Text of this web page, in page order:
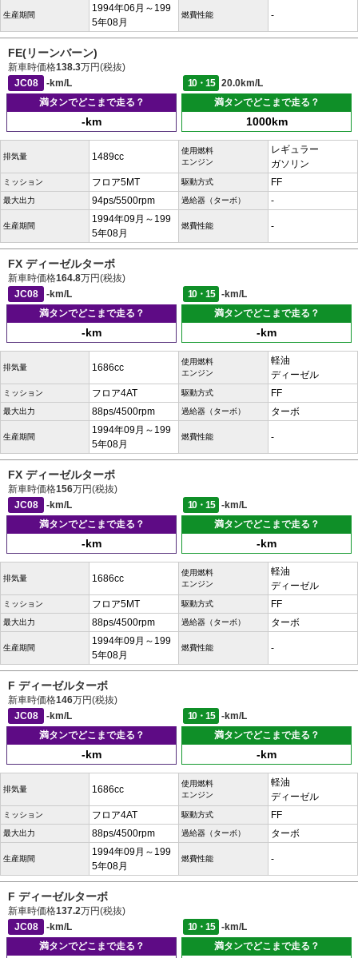
生産期間
1994年06月～199
5年08月
燃費性能 -
FE(リーンバーン)
新車時価格138.3万円(税抜)
JC08
-km/L 10・15
20.0km/L
満タンでどこまで走る？
-km
満タンでどこまで走る？
1000km
排気量 1489cc
使用燃料
エンジン
レギュラー
ガソリン
ミッション フロア5MT 駆動方式 FF
最大出力 94ps/5500rpm 過給器（ターボ） -
生産期間
1994年09月～199
5年08月
燃費性能 -
FX ディーゼルターボ
新車時価格164.8万円(税抜)
JC08
-km/L 10・15
-km/L
満タンでどこまで走る？
-km
満タンでどこまで走る？
-km
排気量 1686cc
使用燃料
エンジン
軽油
ディーゼル
ミッション フロア4AT 駆動方式 FF
最大出力 88ps/4500rpm 過給器（ターボ） ターボ
生産期間
1994年09月～199
5年08月
燃費性能 -
FX ディーゼルターボ
新車時価格156万円(税抜)
JC08
-km/L 10・15
-km/L
満タンでどこまで走る？
-km
満タンでどこまで走る？
-km
排気量 1686cc
使用燃料
エンジン
軽油
ディーゼル
ミッション フロア5MT 駆動方式 FF
最大出力 88ps/4500rpm 過給器（ターボ） ターボ
生産期間
1994年09月～199
5年08月
燃費性能 -
F ディーゼルターボ
新車時価格146万円(税抜)
JC08
-km/L 10・15
-km/L
満タンでどこまで走る？
-km
満タンでどこまで走る？
-km
排気量 1686cc
使用燃料
エンジン
軽油
ディーゼル
ミッション フロア4AT 駆動方式 FF
最大出力 88ps/4500rpm 過給器（ターボ） ターボ
生産期間
1994年09月～199
5年08月
燃費性能 -
F ディーゼルターボ
新車時価格137.2万円(税抜)
JC08
-km/L 10・15
-km/L
満タンでどこまで走る？
満タンでどこまで走る？